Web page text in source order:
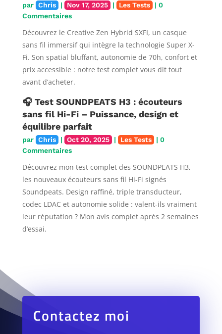
par Chris | Nov 17, 2025 | Les Tests | 0
Commentaires
Découvrez le Creative Zen Hybrid SXFI, un casque
sans fil immersif qui intègre la technologie Super X-
Fi. Son spatial bluffant, autonomie de 70h, confort et
prix accessible : notre test complet vous dit tout
avant d’acheter.
🎧 Test SOUNDPEATS H3 : écouteurs
sans fil Hi-Fi – Puissance, design et
équilibre parfait
par Chris | Oct 20, 2025 | Les Tests | 0
Commentaires
Découvrez mon test complet des SOUNDPEATS H3,
les nouveaux écouteurs sans fil Hi-Fi signés
Soundpeats. Design raffiné, triple transducteur,
codec LDAC et autonomie solide : valent-ils vraiment
leur réputation ? Mon avis complet après 2 semaines
d’essai.
Contactez moi